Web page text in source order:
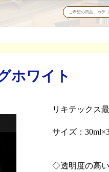
ホワイト
リキテックス
サイズ：
◇透明度の高